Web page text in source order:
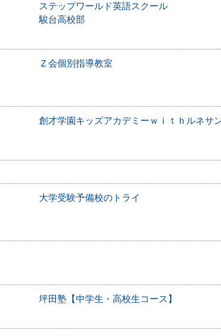
ステップワールド英語スクール
駿台高校部
Ｚ会個別指導教室
創才学園キッズアカデミーｗｉｔｈルネサ
大学受験予備校のトライ
坪田塾【中学生・高校生コース】